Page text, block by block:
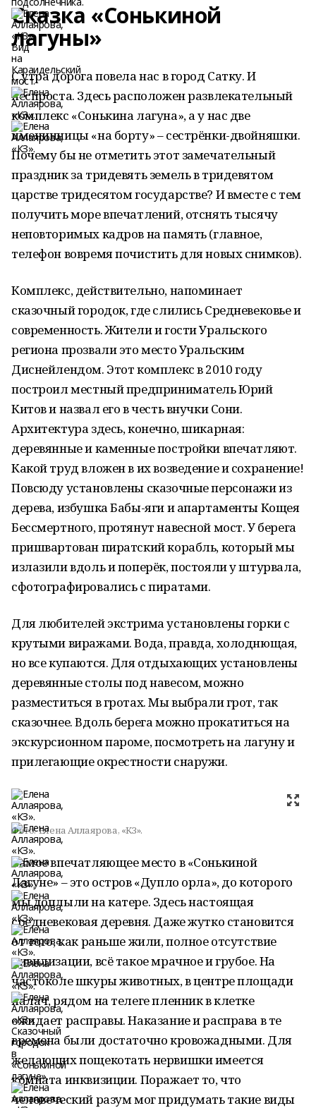
Сказка «Сонькиной
лагуны»
С утра дорога повела нас в город Сатку. И
неспроста. Здесь расположен развлекательный
комплекс «Сонькина лагуна», а у нас две
именинницы «на борту» – сестрёнки-двойняшки.
Почему бы не отметить этот замечательный
праздник за тридевять земель в тридевятом
царстве тридесятом государстве? И вместе с тем
получить море впечатлений, отснять тысячу
неповторимых кадров на память (главное,
телефон вовремя почистить для новых снимков).
Комплекс, действительно, напоминает
сказочный городок, где слились Средневековье и
современность. Жители и гости Уральского
региона прозвали это место Уральским
Диснейлендом. Этот комплекс в 2010 году
построил местный предприниматель Юрий
Китов и назвал его в честь внучки Сони.
Архитектура здесь, конечно, шикарная:
деревянные и каменные постройки впечатляют.
Какой труд вложен в их возведение и сохранение!
Повсюду установлены сказочные персонажи из
дерева, избушка Бабы-яги и апартаменты Кощея
Бессмертного, протянут навесной мост. У берега
пришвартован пиратский корабль, который мы
излазили вдоль и поперёк, постояли у штурвала,
сфотографировались с пиратами.
Для любителей экстрима установлены горки с
крутыми виражами. Вода, правда, холоднющая,
но все купаются. Для отдыхающих установлены
деревянные столы под навесом, можно
разместиться в гротах. Мы выбрали грот, так
сказочнее. Вдоль берега можно прокатиться на
экскурсионном пароме, посмотреть на лагуну и
прилегающие окрестности снаружи.
Фото: Елена Аллаярова, «КЗ».
Самое впечатляющее место в «Сонькиной
Лагуне» – это остров «Дупло орла», до которого
мы доплыли на катере. Здесь настоящая
средневековая деревня. Даже жутко становится
от того, как раньше жили, полное отсутствие
цивилизации, всё такое мрачное и грубое. На
частоколе шкуры животных, в центре площади
палач, рядом на телеге пленник в клетке
ожидает расправы. Наказание и расправа в те
времена были достаточно кровожадными. Для
желающих пощекотать нервишки имеется
комната инквизиции. Поражает то, что
человеческий разум мог придумать такие виды